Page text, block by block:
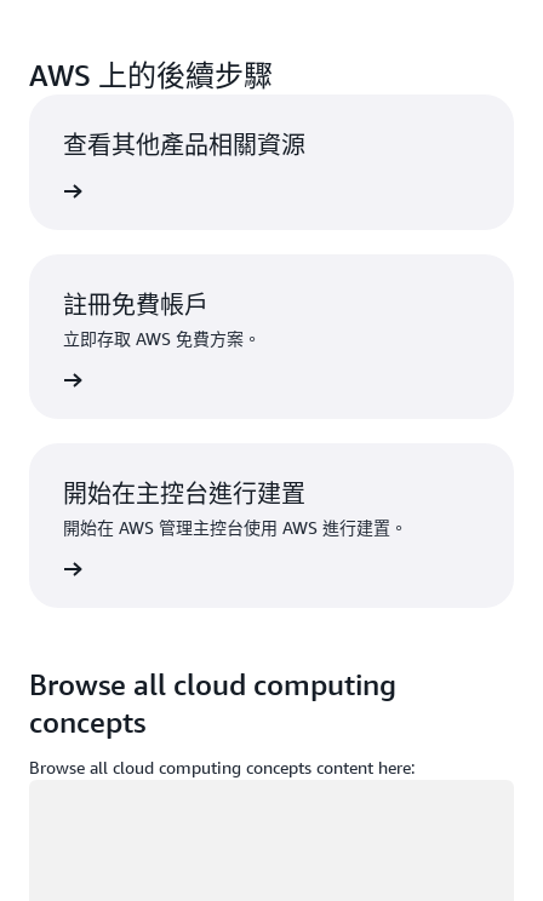
AWS 上的後續步驟
查看其他產品相關資源
註冊免費帳戶
立即存取 AWS 免費方案。
開始在主控台進行建置
開始在 AWS 管理主控台使用 AWS 進行建置。
Browse all cloud computing
concepts
Browse all cloud computing concepts content here: